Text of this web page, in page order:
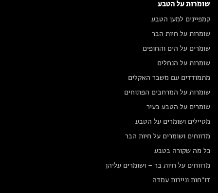
שומרות על הטבע
קמפיינים למען הטבע
שומרות על חיות הבר
שומרים על הים והחופים
שומרות על הנחלים
מתמודדים עם משבר האקלים
שומרות על המרחבים הפתוחים
שומרים על הטבע בעיר
מטיילים ושומרים על הטבע
מדווחים ושומרים על חיות הבר
כל מה שקורה בטבע
מדווחים על חיות בר – ושומרים עליהן
דו״חות וניירות עמדה